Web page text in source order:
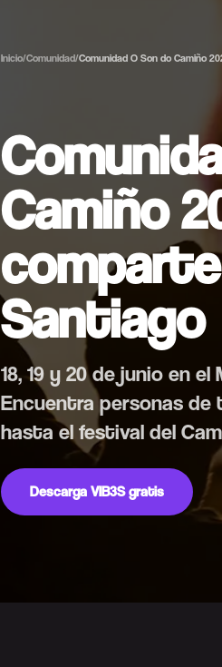
Inicio/Comunidad/Comunidad O Son do Camiño
Camiño
Santiago
18, 19 y 20 de junio en
Encuentra personas
hasta el festival del
Descarga VIB3S gratis